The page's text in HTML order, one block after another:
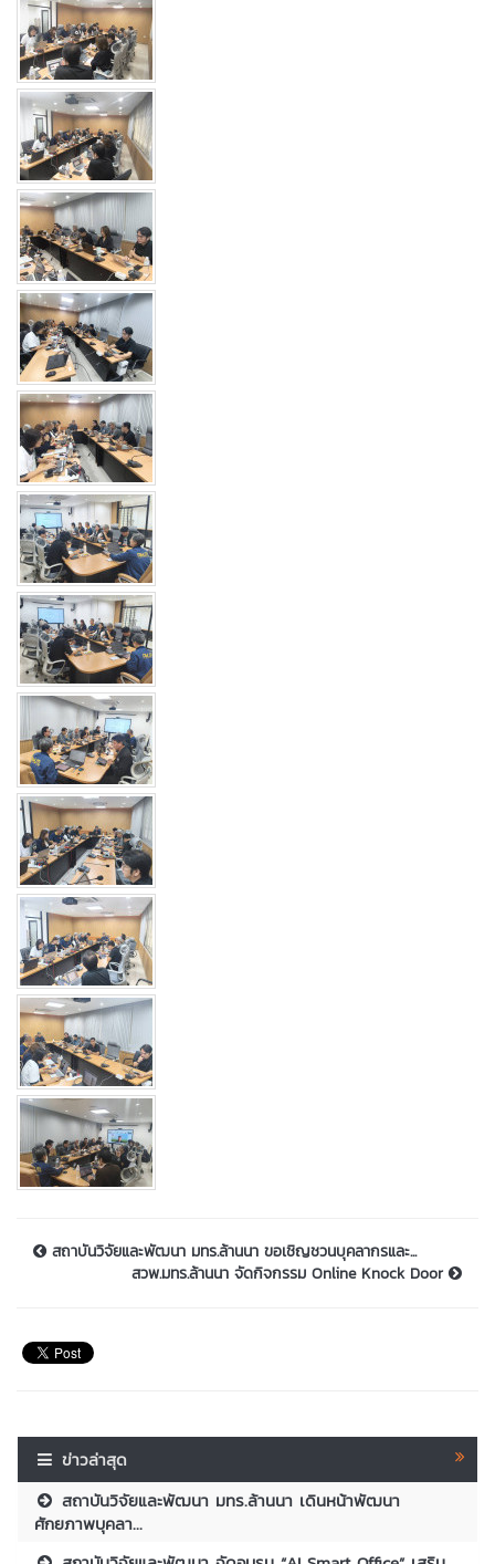
สถาบันวิจัยและพัฒนา มทร.ล้านนา ขอเชิญชวนบุคลากรและ...
สวพ.มทร.ล้านนา จัดกิจกรรม Online Knock Door
ข่าวล่าสุด
สถาบันวิจัยและพัฒนา มทร.ล้านนา เดินหน้าพัฒนา
ศักยภาพบุคลา...